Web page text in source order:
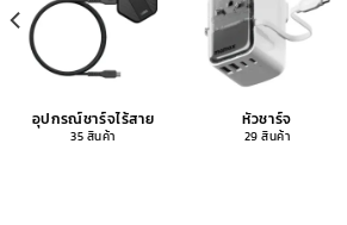
อุปกรณ์ชาร์จไร้สาย
35 สินค้า
หัวชาร์จ
29 สินค้า